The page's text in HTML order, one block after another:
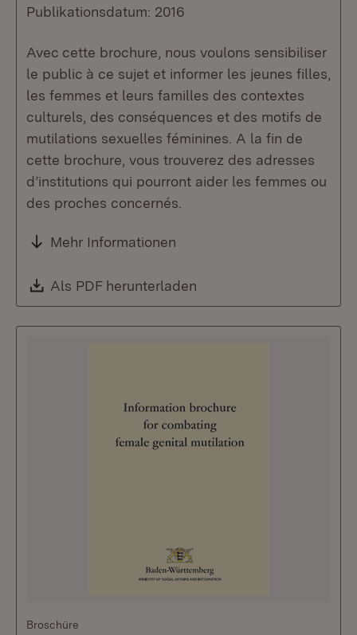
Publikationsdatum: 2016
Avec cette brochure, nous voulons sensibiliser
le public à ce sujet et informer les jeunes filles,
les femmes et leurs familles des contextes
culturels, des conséquences et des motifs de
mutilations sexuelles féminines. A la fin de
cette brochure, vous trouverez des adresses
d’institutions qui pourront aider les femmes ou
des proches concernés.
Mehr Informationen
Download:
Als PDF herunterladen
Broschüre